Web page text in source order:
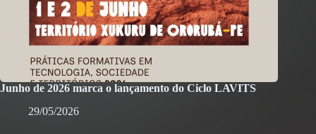
Junho de 2026 marca o lançamento do Ciclo LAVITS
29/05/2026